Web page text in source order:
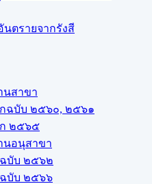
นตรายจากรังสี
นสาขา
ฉบับ ๒๕๖๐, ๒๕๖๑
๒๕๖๕
นอนุสาขา
บับ ๒๕๖๒
บับ ๒๕๖๖